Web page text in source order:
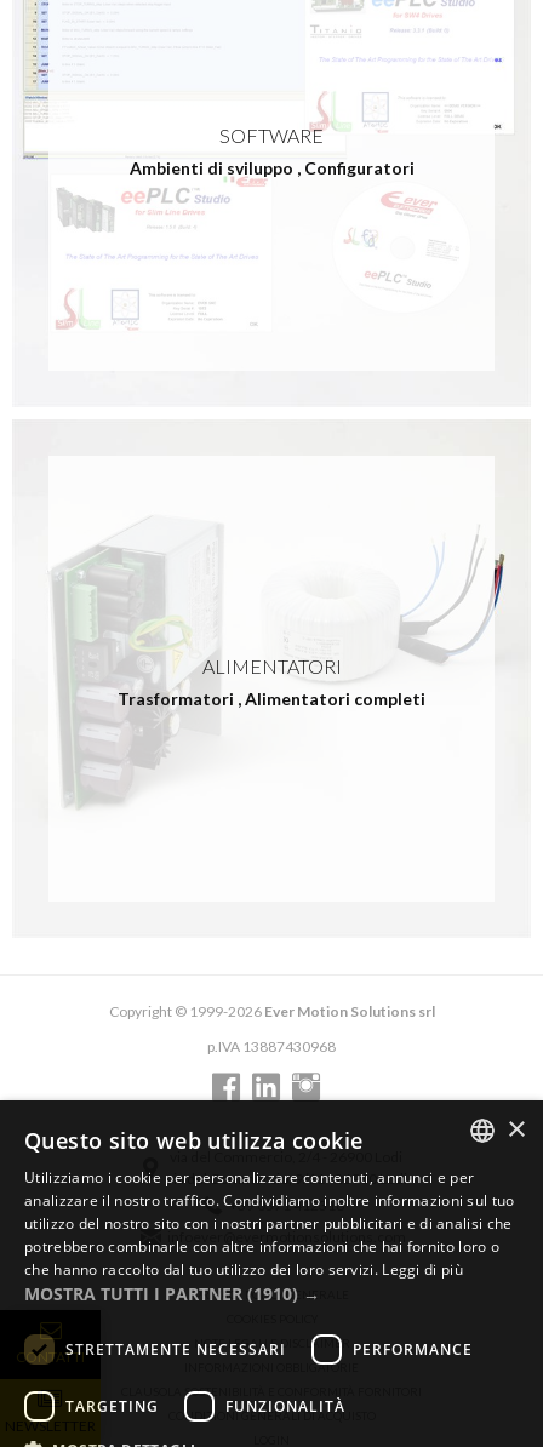
SOFTWARE
Ambienti di sviluppo , Configuratori
ALIMENTATORI
Trasformatori ,Alimentatori completi
CONTATTI
NEWSLETTER
Copyright © 1999-2026 Ever Motion Solutions srl
p.IVA 13887430968
via del Commercio, 9/11 - 26900 Lodi
+39 0371 412318
infoever@evermotionsolutions.com
PRIVACY POLICY GENERALE
NOTE LEGALI E DISCLAIMER
INFORMAZIONI OBBLIGATORIE
CLAUSOLA SOSTENIBILITÀ E CONFORMITÀ FORNITORI
CONDIZIONI GENERALI DI ACQUISTO
ENGLISH
ITALIAN
GERMAN
×
Questo sito web utilizza cookie
Utilizziamo i cookie per personalizzare contenuti, annunci e per
analizzare il nostro traffico. Condividiamo inoltre informazioni sul tuo
utilizzo del nostro sito con i nostri partner pubblicitari e di analisi che
potrebbero combinarle con altre informazioni che hai fornito loro o
che hanno raccolto dal tuo utilizzo dei loro servizi. Leggi di più
MOSTRA TUTTI I PARTNER (1910) →
STRETTAMENTE NECESSARI PERFORMANCE
TARGETING FUNZIONALITÀ